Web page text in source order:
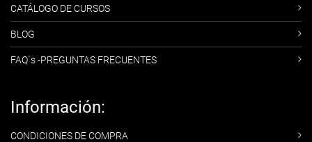
CATÁLOGO DE CURSOS
BLOG
FAQ´s -PREGUNTAS FRECUENTES
Información:
CONDICIONES DE COMPRA